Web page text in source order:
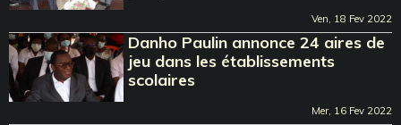
Ven, 18 Fev 2022
Danho Paulin annonce 24 aires de
jeu dans les établissements
scolaires
Mer, 16 Fev 2022